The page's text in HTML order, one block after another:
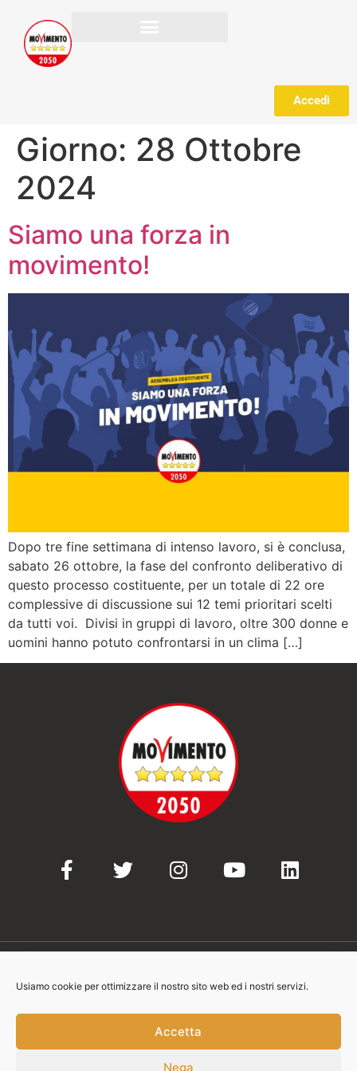
Usiamo cookie per ottimizzare il nostro sito web ed i nostri servizi.
Accetta
Nega
Accedi
Giorno: 28 Ottobre
2024
Siamo una forza in
movimento!
Dopo tre fine settimana di intenso lavoro, si è conclusa,
sabato 26 ottobre, la fase del confronto deliberativo di
questo processo costituente, per un totale di 22 ore
complessive di discussione sui 12 temi prioritari scelti
da tutti voi. Divisi in gruppi di lavoro, oltre 300 donne e
uomini hanno potuto confrontarsi in un clima […]
© 2021-2023 Movimento 5 Stelle